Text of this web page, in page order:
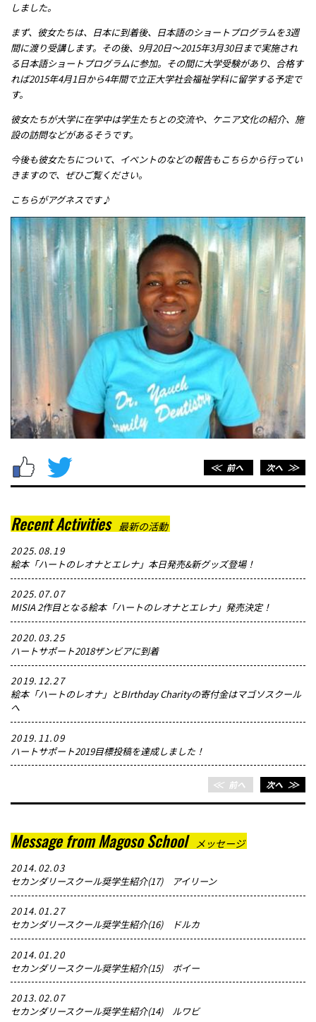
しました。
まず、彼女たちは、日本に到着後、日本語のショートプログラムを3週
間に渡り受講します。その後、9月20日～2015年3月30日まで実施され
る日本語ショートプログラムに参加。その間に大学受験があり、合格す
れば2015年4月1日から4年間で立正大学社会福祉学科に留学する予定で
す。
彼女たちが大学に在学中は学生たちとの交流や、ケニア文化の紹介、施
設の訪問などがあるそうです。
今後も彼女たちについて、イベントのなどの報告もこちらから行ってい
きますので、ぜひご覧ください。
こちらがアグネスです♪
＜＜前へ 次へ＞＞
Recent Activities 最新の活動
2025.08.19
絵本「ハートのレオナとエレナ」本日発売&新グッズ登場！
2025.07.07
MISIA 2作目となる絵本「ハートのレオナとエレナ」発売決定！
2020.03.25
ハートサポート2018ザンビアに到着
2019.12.27
絵本「ハートのレオナ」とBIrthday Charityの寄付金はマゴソスクール
へ
2019.11.09
ハートサポート2019目標投稿を達成しました！
＜＜前へ 次へ＞＞
Message from Magoso School メッセージ
2014.02.03
セカンダリースクール奨学生紹介(17) アイリーン
2014.01.27
セカンダリースクール奨学生紹介(16) ドルカ
2014.01.20
セカンダリースクール奨学生紹介(15) ボイー
2013.02.07
セカンダリースクール奨学生紹介(14) ルワビ